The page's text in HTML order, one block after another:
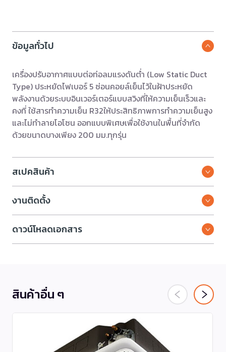
ข้อมูลทั่วไป
เครื่องปรับอากาศแบบต่อท่อลมแรงดันต่ำ (Low Static Duct
Type) ประหยัดไฟเบอร์ 5 ซ่อนคอยล์เย็นไว้ในฝ้าประหยัด
พลังงานด้วยระบบอินเวอร์เตอร์แบบสวิงที่ให้ความเย็นเร็วและ
คงที่ ใช้สารทำความเย็น R32ให้ประสิทธิภาพการทำความเย็นสูง
และไม่ทำลายโอโซน ออกแบบพิเศษเพื่อใช้งานในพื้นที่จำกัด
ด้วยขนาดบางเพียง 200 มม.ทุกรุ่น
สเปคสินค้า
งานติดตั้ง
ดาวน์โหลดเอกสาร
สินค้าอื่น ๆ